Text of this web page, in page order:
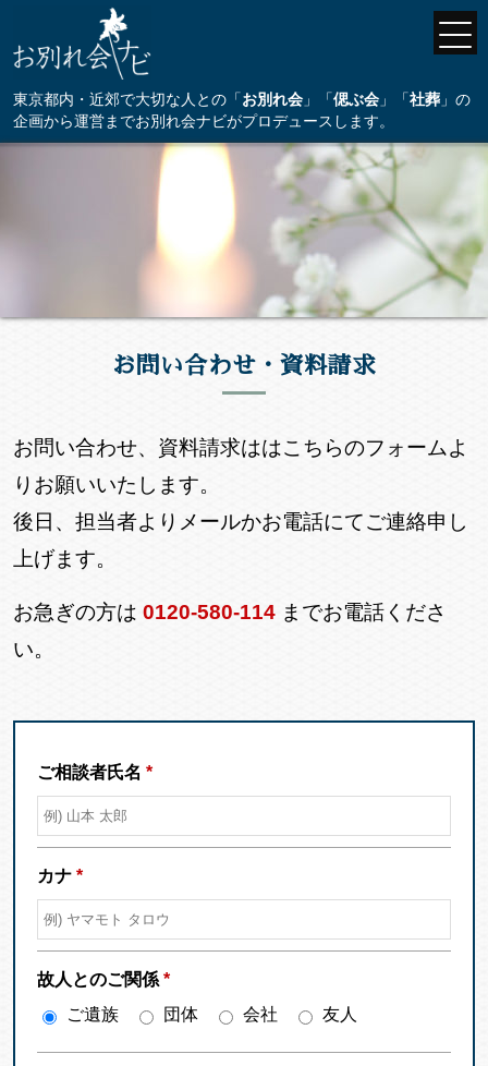
東京都内・近郊で大切な人との「お別れ会 」「偲ぶ会 」「社葬 」の
企画から運営までお別れ会ナビがプロデュースします。
お問い合わせ・資料請求
お問い合わせ、資料請求ははこちらのフォームよ
りお願いいたします。
後日、担当者よりメールかお電話にてご連絡申し
上げます。
お急ぎの方は 0120-580-114 までお電話くださ
い。
ご相談者氏名 *
カナ *
故人とのご関係*
ご遺族
団体 会社 友人